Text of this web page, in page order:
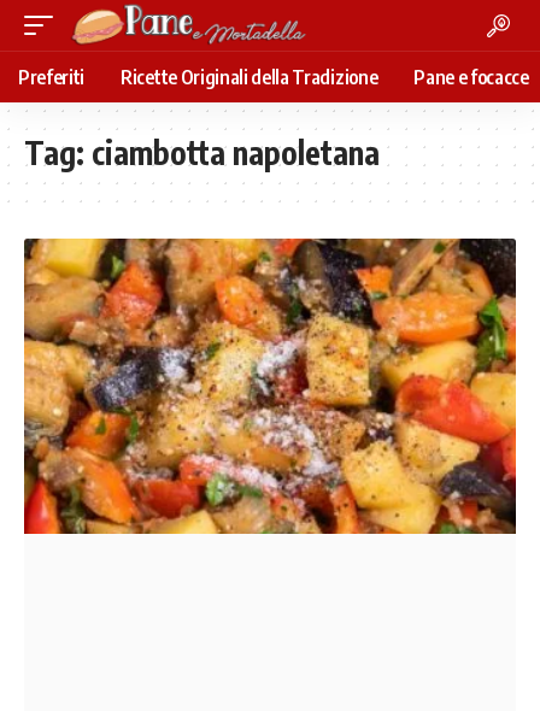
Preferiti Ricette Originali della Tradizione Pane e focacce
Tag: ciambotta napoletana